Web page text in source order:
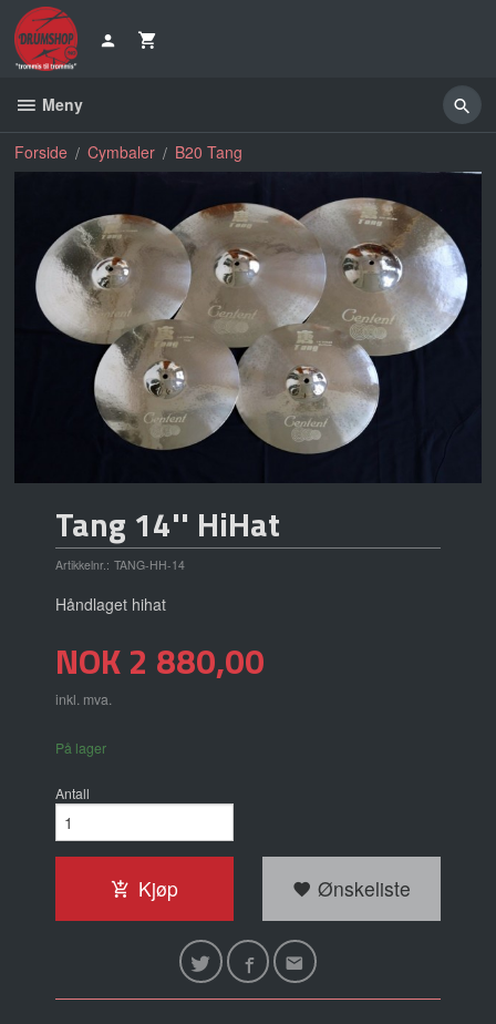
innholdet
Meny
Forside Cymbaler B20 Tang
Tang 14'' HiHat
Artikkelnr.: TANG-HH-14
Håndlaget hihat
Pris
NOK2 880,00
inkl. mva.
På lager
Antall
Kjøp Ønskeliste